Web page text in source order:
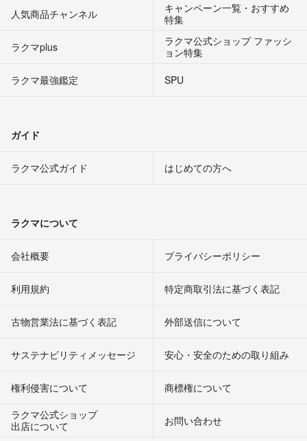
人気商品チャンネル
キャンペーン一覧・おすすめ
特集
ラクマplus
ラクマ公式ショップ ファッシ
ョン特集
ラクマ最強鑑定
SPU
ガイド
ラクマ公式ガイド はじめての方へ
ラクマについて
会社概要 プライバシーポリシー
利用規約 特定商取引法に基づく表記
古物営業法に基づく表記 外部送信について
サステナビリティメッセージ 安心・安全のための取り組み
権利侵害について
商標権について
ラクマ公式ショップ
出店について
お問い合わせ